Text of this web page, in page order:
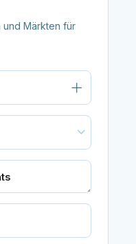
und Märkten für